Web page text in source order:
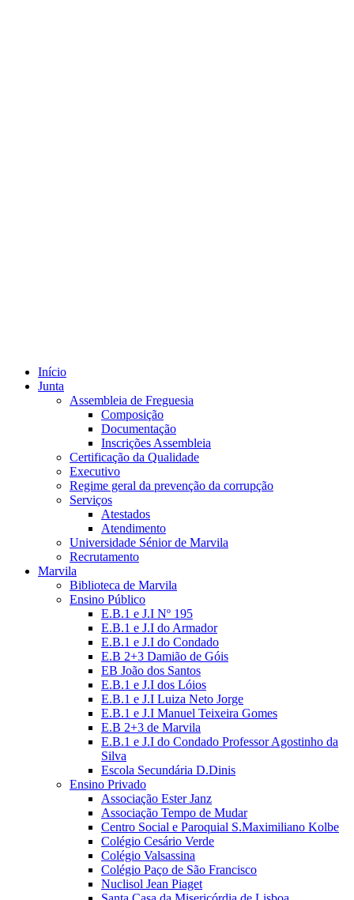
Início
Junta
Assembleia de Freguesia
Composição
Documentação
Inscrições Assembleia
Certificação da Qualidade
Executivo
Regime geral da prevenção da corrupção
Serviços
Atestados
Atendimento
Universidade Sénior de Marvila
Recrutamento
Marvila
Biblioteca de Marvila
Ensino Público
E.B.1 e J.I Nº 195
E.B.1 e J.I do Armador
E.B.1 e J.I do Condado
E.B 2+3 Damião de Góis
EB João dos Santos
E.B.1 e J.I dos Lóios
E.B.1 e J.I Luiza Neto Jorge
E.B.1 e J.I Manuel Teixeira Gomes
E.B 2+3 de Marvila
E.B.1 e J.I do Condado Professor Agostinho da
Silva
Escola Secundária D.Dinis
Ensino Privado
Associação Ester Janz
Associação Tempo de Mudar
Centro Social e Paroquial S.Maximiliano Kolbe
Colégio Cesário Verde
Colégio Valsassina
Colégio Paço de São Francisco
Nuclisol Jean Piaget